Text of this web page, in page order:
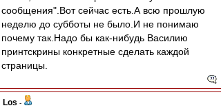
сообщения".Вот сейчас есть.А всю прошлую
неделю до субботы не было.И не понимаю
почему так.Надо бы как-нибудь Василию
принтскрины конкретные сделать каждой
страницы.
Los -